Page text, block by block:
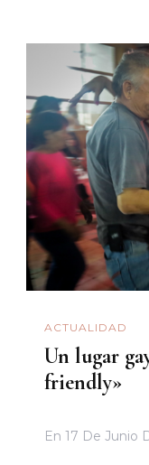
ACTUALIDAD
Un lugar
friendly»
En 17 De Junio